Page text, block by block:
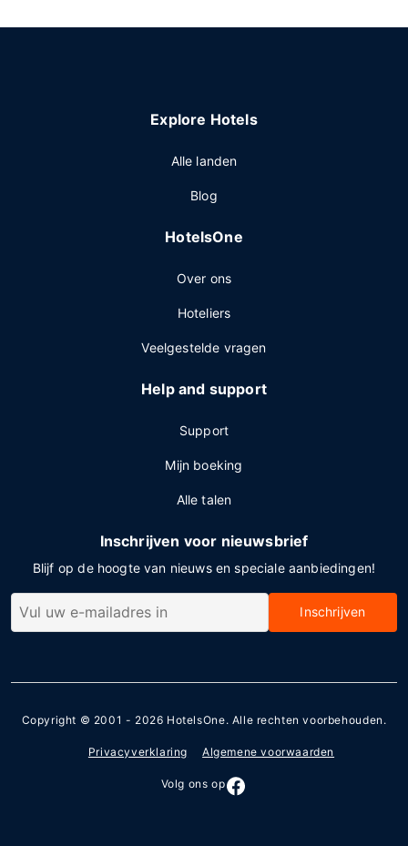
Explore Hotels
Alle landen
Blog
HotelsOne
Over ons
Hoteliers
Veelgestelde vragen
Help and support
Support
Mijn boeking
Alle talen
Inschrijven voor nieuwsbrief
Blijf op de hoogte van nieuws en speciale aanbiedingen!
Inschrijven
Copyright © 2001 - 2026 HotelsOne. Alle rechten voorbehouden.
Privacyverklaring Algemene voorwaarden
Volg ons op